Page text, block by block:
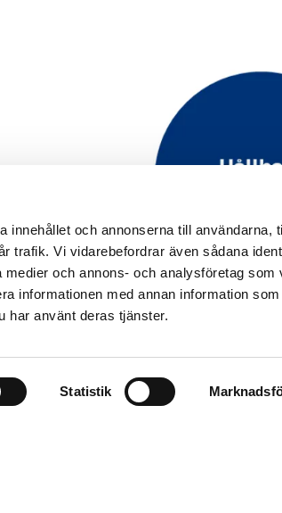
innehållet och annonserna till användarna,
trafik. Vi vidarebefordrar även sådana
och annons- och analysföretag som
informationen med annan information
har använt deras tjänster.
Statistik
dig
i såväl större
utbildning och
anpassade